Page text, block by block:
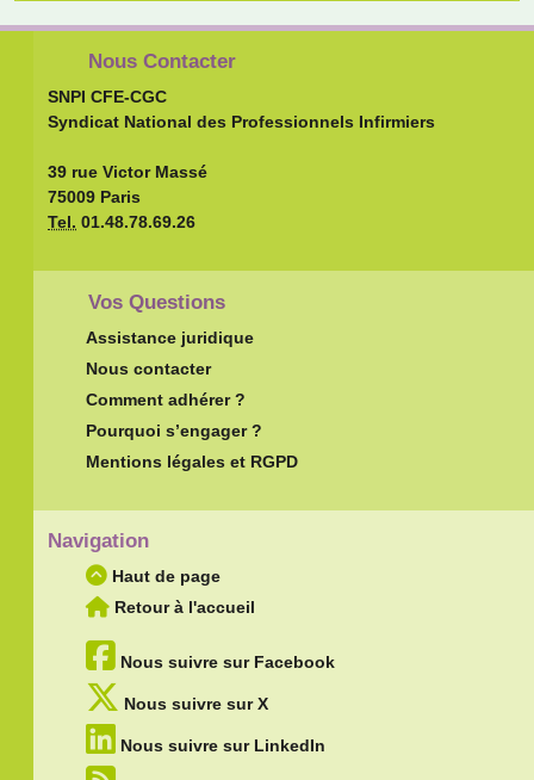
Nous Contacter
SNPI CFE-CGC
Syndicat National des Professionnels Infirmiers
39 rue Victor Massé
75009 Paris
Tel. 01.48.78.69.26
Vos Questions
Assistance juridique
Nous contacter
Comment adhérer ?
Pourquoi s’engager ?
Mentions légales et RGPD
Navigation
Haut de page
Retour à l'accueil
Nous suivre sur Facebook
Nous suivre sur X
Nous suivre sur LinkedIn